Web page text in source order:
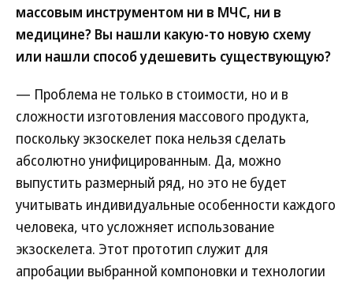
массовым инструментом ни в МЧС, ни в
медицине? Вы нашли какую-то новую схему
или нашли способ удешевить существующую?
— Проблема не только в стоимости, но и в
сложности изготовления массового продукта,
поскольку экзоскелет пока нельзя сделать
абсолютно унифицированным. Да, можно
выпустить размерный ряд, но это не будет
учитывать индивидуальные особенности каждого
человека, что усложняет использование
экзоскелета. Этот прототип служит для
апробации выбранной компоновки и технологии